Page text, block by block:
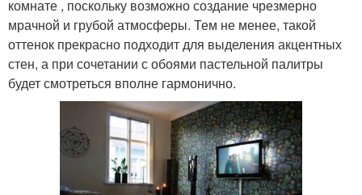
комнате , поскольку возможно создание чрезмерно
мрачной и грубой атмосферы. Тем не менее, такой
оттенок прекрасно подходит для выделения акцентных
стен, а при сочетании с обоями пастельной палитры
будет смотреться вполне гармонично.